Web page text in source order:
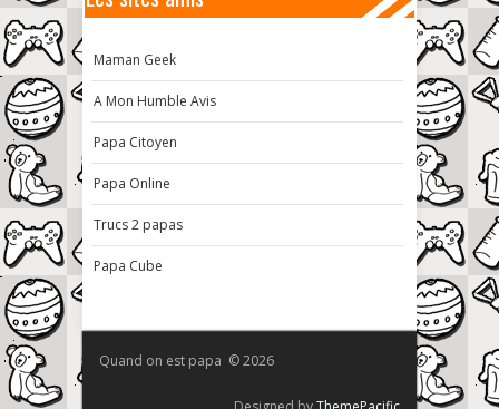
Maman Geek
A Mon Humble Avis
Papa Citoyen
Papa Online
Trucs 2 papas
Papa Cube
Quand on est papa © 2026